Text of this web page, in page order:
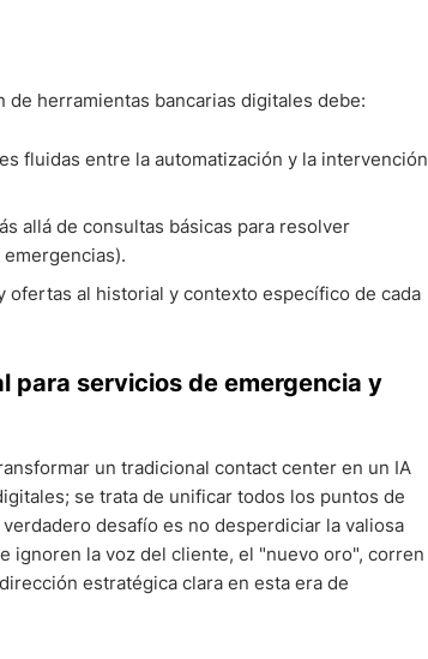
herramientas bancarias digitales debe:
fluidas entre la automatización y la intervención
allá de consultas básicas para resolver
ofertas al historial y contexto específico de cada
para servicios de emergencia y
un tradicional contact center en un IA
se trata de unificar todos los puntos de
desafío es no desperdiciar la valiosa
ignoren la voz del cliente, el "nuevo oro", corren
estratégica clara en esta era de